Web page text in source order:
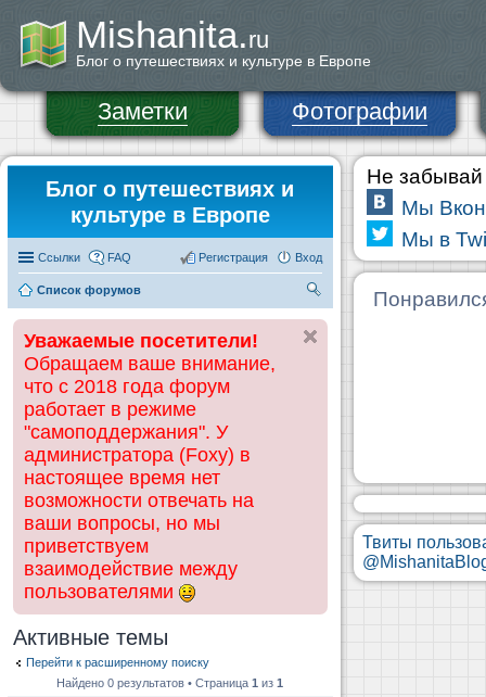
Mishanita.ru
Блог о путешествиях и культуре в Европе
Заметки Фотографии
Блог о путешествиях и
культуре в Европе
Ссылки FAQ Вход
Регистрация
Список форумов
ск
Уважаемые посетители!
Обращаем ваше внимание,
что с 2018 года форум
работает в режиме
"самоподдержания". У
администратора (Foxy) в
настоящее время нет
возможности отвечать на
ваши вопросы, но мы
приветствуем
взаимодействие между
пользователями
Активные темы
Перейти к расширенному поиску
Найдено 0 результатов • Страница1 из1
Не забывай
Мы
Мы в
Твиты